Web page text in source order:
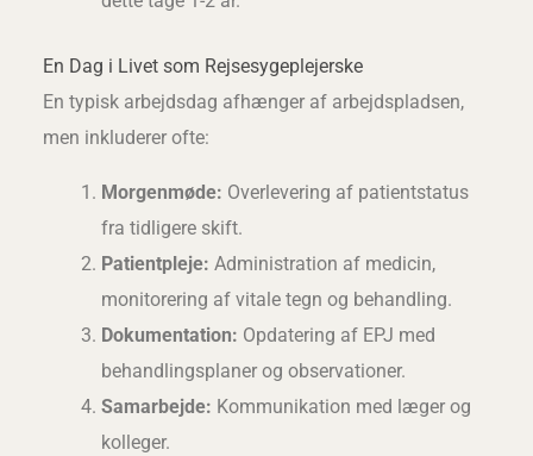
En Dag i Livet som Rejsesygeplejerske
En typisk arbejdsdag afhænger af arbejdspladsen,
men inkluderer ofte:
Morgenmøde: Overlevering af patientstatus
fra tidligere skift.
Patientpleje: Administration af medicin,
monitorering af vitale tegn og behandling.
Dokumentation: Opdatering af EPJ med
behandlingsplaner og observationer.
Samarbejde: Kommunikation med læger og
kolleger.